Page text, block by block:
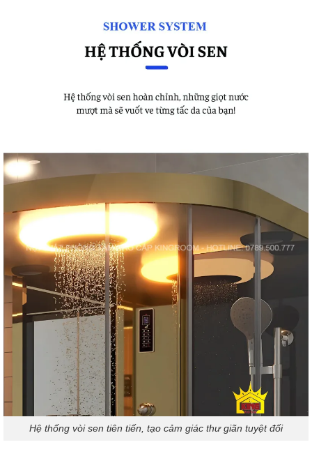
Hệ thống vòi sen tiên tiến, tạo cảm giác thư giãn tuyệt đối